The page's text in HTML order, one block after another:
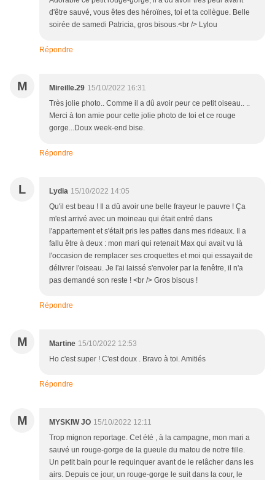
d'être sauvé, vous êtes des héroïnes, toi et ta collègue. Belle
soirée de samedi Patricia, gros bisous.<br /> Lylou
Répondre
M Mireille.29 15/10/2022 16:31
Très jolie photo.. Comme il a dû avoir peur ce petit oiseau.. ..
Merci à ton amie pour cette jolie photo de toi et ce rouge
gorge...Doux week-end bise.
Répondre
L Lydia 15/10/2022 14:05
Qu'il est beau ! Il a dû avoir une belle frayeur le pauvre ! Ça
m'est arrivé avec un moineau qui était entré dans
l'appartement et s'était pris les pattes dans mes rideaux. Il a
fallu être à deux : mon mari qui retenait Max qui avait vu là
l'occasion de remplacer ses croquettes et moi qui essayait de
délivrer l'oiseau. Je l'ai laissé s'envoler par la fenêtre, il n'a
pas demandé son reste ! <br /> Gros bisous !
Répondre
M Martine 15/10/2022 12:53
Ho c'est super ! C'est doux . Bravo à toi. Amitiés
Répondre
M MYSKIW JO 15/10/2022 12:11
Trop mignon reportage. Cet été , à la campagne, mon mari a
sauvé un rouge-gorge de la gueule du matou de notre fille.
Un petit bain pour le requinquer avant de le relâcher dans les
airs. Depuis ce jour, un rouge-gorge le suit dans la cour, le